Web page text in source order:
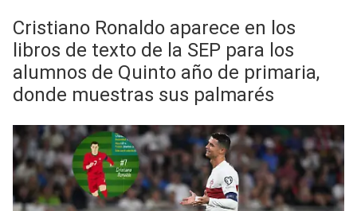
Cristiano Ronaldo aparece en los
libros de texto de la SEP para los
alumnos de Quinto año de primaria,
donde muestras sus palmarés